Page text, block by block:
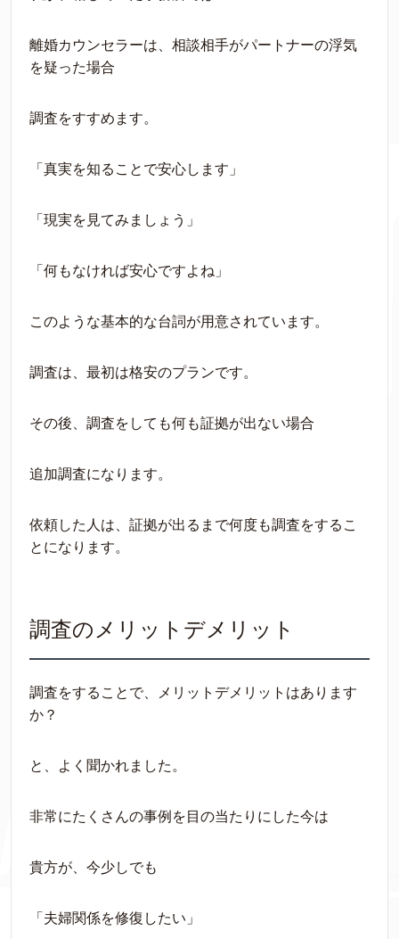
離婚カウンセラーは、相談相手がパートナーの浮気
を疑った場合
調査をすすめます。
「真実を知ることで安心します」
「現実を見てみましょう」
「何もなければ安心ですよね」
このような基本的な台詞が用意されています。
調査は、最初は格安のプランです。
その後、調査をしても何も証拠が出ない場合
追加調査になります。
依頼した人は、証拠が出るまで何度も調査をするこ
とになります。
調査のメリットデメリット
調査をすることで、メリットデメリットはあります
か？
と、よく聞かれました。
非常にたくさんの事例を目の当たりにした今は
貴方が、今少しでも
「夫婦関係を修復したい」